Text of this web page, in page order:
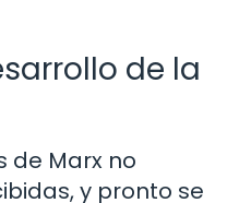
de la
de Marx no
y pronto se